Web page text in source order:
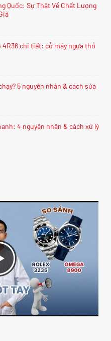
Quốc: Sự Thật Về Chất Lượng
4R36 chi tiết: cỗ máy ngựa thồ
5 nguyên nhân & cách sửa
4 nguyên nhân & cách xử lý